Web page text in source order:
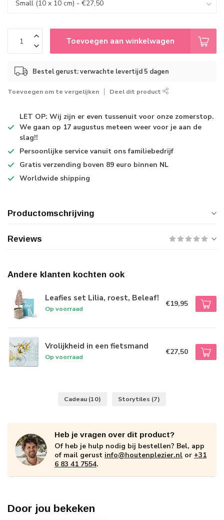
Toevoegen aan winkelwagen
Bestel gerust: verwachte levertijd 5 dagen
Toevoegen om te vergelijken Deel dit product
LET OP: Wij zijn er even tussenuit voor onze zomerstop.
We gaan op 17 augustus meteen weer voor je aan de
slag!!
Persoonlijke service vanuit ons familiebedrijf
Gratis verzending boven 89 euro binnen NL
Worldwide shipping
Productomschrijving
Reviews
Andere klanten kochten ook
Leafies set Lilia, roest, Beleaf!
Op voorraad
€19,95
Vrolijkheid in een fietsmand
Op voorraad
€27,50
Cadeau (10) Storytiles (7)
Heb je vragen over dit product?
Of heb je hulp nodig bij bestellen? Bel, app
of mail gerust info@houtenplezier.nl or +31
6 83 41 7554.
Door jou bekeken